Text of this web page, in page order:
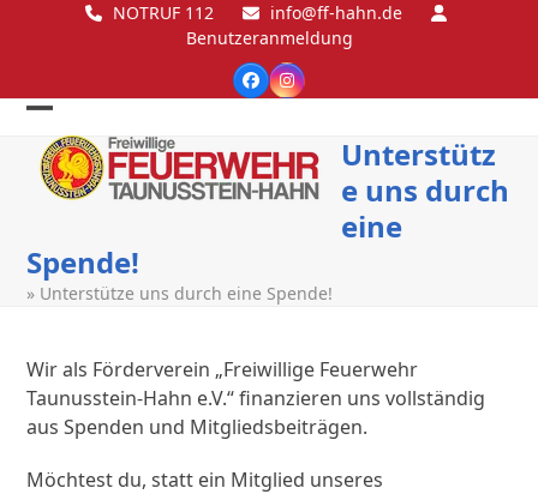
NOTRUF 112
info@ff-hahn.de
Benutzeranmeldung
FacebookInstagram
Open
mobile
Close
mobile
Unterstütz
e uns durch
eine
Spende!
» Unterstütze uns durch eine Spende!
Wir als Förderverein „Freiwillige Feuerwehr
Taunusstein-Hahn e.V.“ finanzieren uns vollständig
aus Spenden und Mitgliedsbeiträgen.
Möchtest du, statt ein Mitglied unseres